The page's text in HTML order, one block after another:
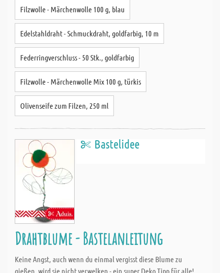
Filzwolle - Märchenwolle 100 g, blau
Edelstahldraht - Schmuckdraht, goldfarbig, 10 m
Federringverschluss - 50 Stk., goldfarbig
Filzwolle - Märchenwolle Mix 100 g, türkis
Olivenseife zum Filzen, 250 ml
Bastelidee
Drahtblume - Bastelanleitung
Keine Angst, auch wenn du einmal vergisst diese Blume zu
gießen, wird sie nicht verwelken - ein super Deko Tipp für alle!